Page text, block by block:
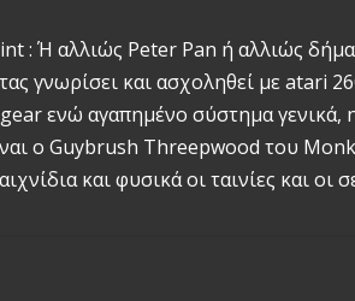
: Ή αλλιώς Peter Pan ή αλλιώς
γνωρίσει και ασχοληθεί με atari
ενώ αγαπημένο σύστημα
ο Guybrush Threepwood του
και φυσικά οι ταινίες και οι